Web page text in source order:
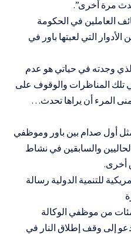
مرة أخرى”.
العاملين في الحكومة
التي لعبتها باور في
وجدته في حياتي هو عدم
المناظرات والوقوف على
المرء أن يراها تحدث…
أول صدام بين باور وموظفي
الحاليين والسابقين في نشاط
أخرى.
للتنمية الدولية رسالة
من موظفي الوكالة
إلى وقف إطلاق النار في